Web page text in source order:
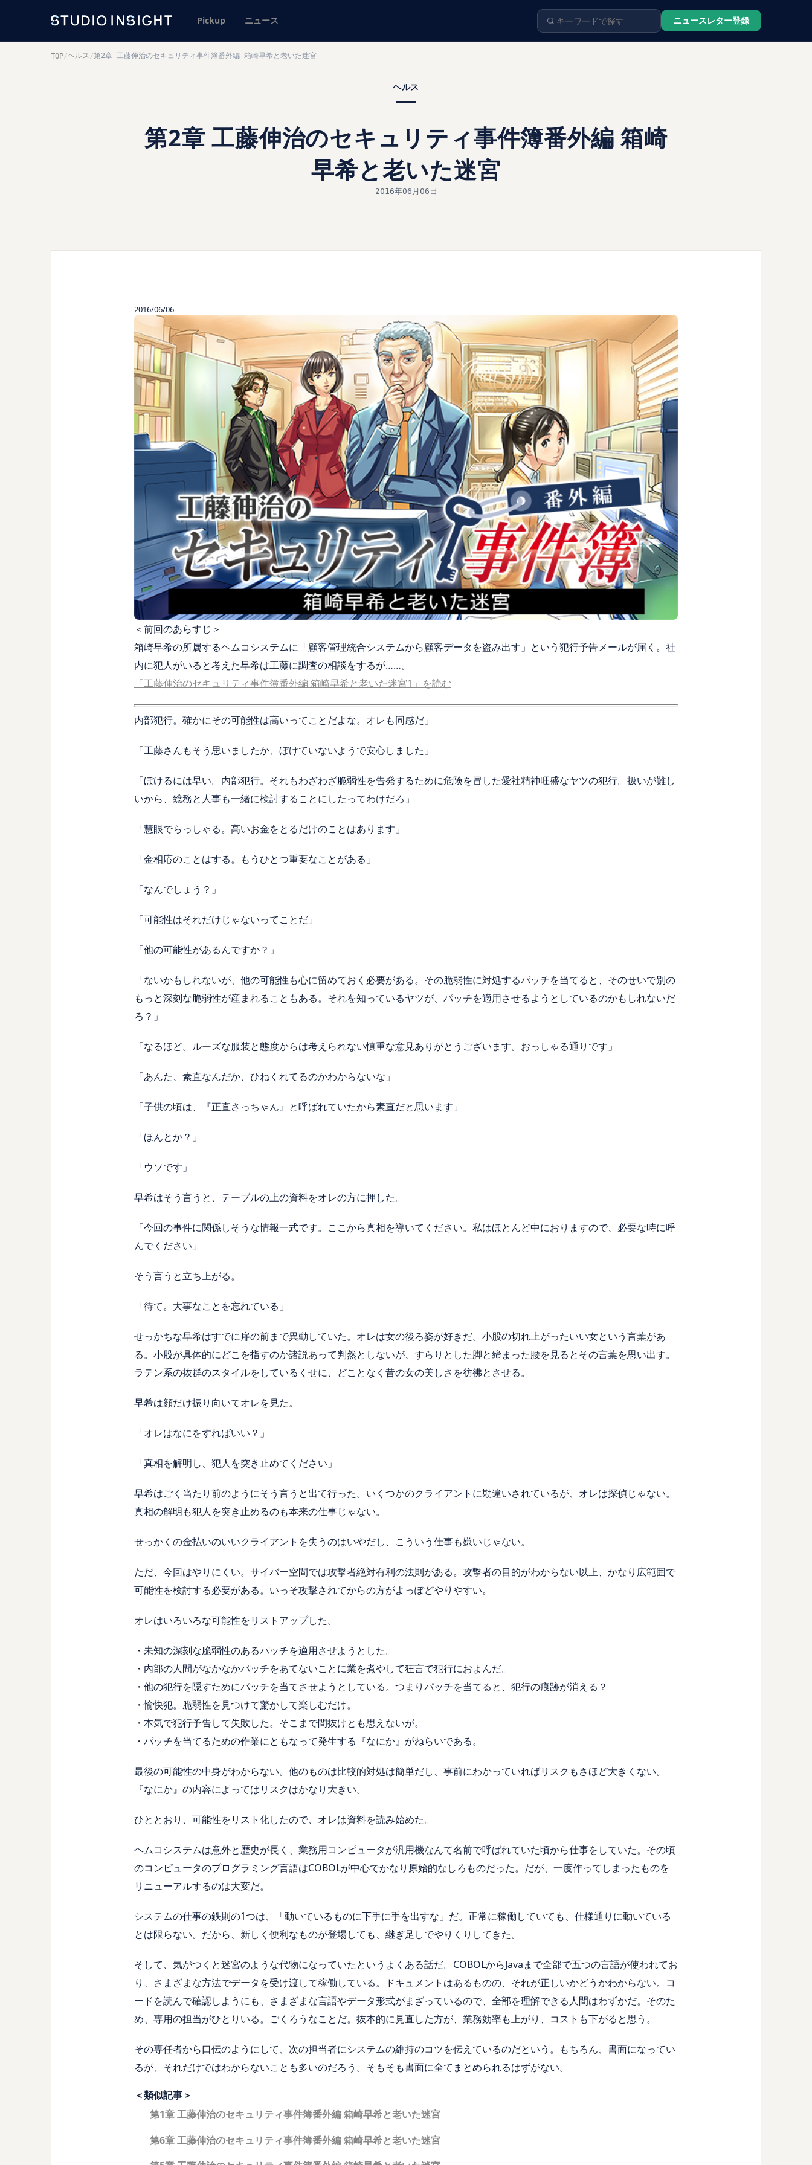
Pickup ニュース ニュースレター登録
TOP/ヘルス /第2章 工藤伸治のセキュリティ事件簿番外編 箱崎早希と老いた迷宮
ヘルス
第2章 工藤伸治のセキュリティ事件簿番外編 箱崎
早希と老いた迷宮
2016年06月06日
2016/06/06
＜前回のあらすじ＞
箱崎早希の所属するヘムコシステムに「顧客管理統合システムから顧客データを盗み出す」という犯行予告メールが届く。社
内に犯人がいると考えた早希は工藤に調査の相談をするが……。
「工藤伸治のセキュリティ事件簿番外編 箱崎早希と老いた迷宮1」を読む
内部犯行。確かにその可能性は高いってことだよな。オレも同感だ」
「工藤さんもそう思いましたか、ぼけていないようで安心しました」
「ぼけるには早い。内部犯行。それもわざわざ脆弱性を告発するために危険を冒した愛社精神旺盛なヤツの犯行。扱いが難し
いから、総務と人事も一緒に検討することにしたってわけだろ」
「慧眼でらっしゃる。高いお金をとるだけのことはあります」
「金相応のことはする。もうひとつ重要なことがある」
「なんでしょう？」
「可能性はそれだけじゃないってことだ」
「他の可能性があるんですか？」
「ないかもしれないが、他の可能性も心に留めておく必要がある。その脆弱性に対処するパッチを当てると、そのせいで別の
もっと深刻な脆弱性が産まれることもある。それを知っているヤツが、パッチを適用させるようとしているのかもしれないだ
ろ？」
「なるほど。ルーズな服装と態度からは考えられない慎重な意見ありがとうございます。おっしゃる通りです」
「あんた、素直なんだか、ひねくれてるのかわからないな」
「子供の頃は、『正直さっちゃん』と呼ばれていたから素直だと思います」
「ほんとか？」
「ウソです」
早希はそう言うと、テーブルの上の資料をオレの方に押した。
「今回の事件に関係しそうな情報一式です。ここから真相を導いてください。私はほとんど中におりますので、必要な時に呼
んでください」
そう言うと立ち上がる。
「待て。大事なことを忘れている」
せっかちな早希はすでに扉の前まで異動していた。オレは女の後ろ姿が好きだ。小股の切れ上がったいい女という言葉があ
る。小股が具体的にどこを指すのか諸説あって判然としないが、すらりとした脚と締まった腰を見るとその言葉を思い出す。
ラテン系の抜群のスタイルをしているくせに、どことなく昔の女の美しさを彷彿とさせる。
早希は顔だけ振り向いてオレを見た。
「オレはなにをすればいい？」
「真相を解明し、犯人を突き止めてください」
早希はごく当たり前のようにそう言うと出て行った。いくつかのクライアントに勘違いされているが、オレは探偵じゃない。
真相の解明も犯人を突き止めるのも本来の仕事じゃない。
せっかくの金払いのいいクライアントを失うのはいやだし、こういう仕事も嫌いじゃない。
ただ、今回はやりにくい。サイバー空間では攻撃者絶対有利の法則がある。攻撃者の目的がわからない以上、かなり広範囲で
可能性を検討する必要がある。いっそ攻撃されてからの方がよっぽどやりやすい。
オレはいろいろな可能性をリストアップした。
・未知の深刻な脆弱性のあるパッチを適用させようとした。
・内部の人間がなかなかパッチをあてないことに業を煮やして狂言で犯行におよんだ。
・他の犯行を隠すためにパッチを当てさせようとしている。つまりパッチを当てると、犯行の痕跡が消える？
・愉快犯。脆弱性を見つけて驚かして楽しむだけ。
・本気で犯行予告して失敗した。そこまで間抜けとも思えないが。
・パッチを当てるための作業にともなって発生する『なにか』がねらいである。
最後の可能性の中身がわからない。他のものは比較的対処は簡単だし、事前にわかっていればリスクもさほど大きくない。
『なにか』の内容によってはリスクはかなり大きい。
ひととおり、可能性をリスト化したので、オレは資料を読み始めた。
ヘムコシステムは意外と歴史が長く、業務用コンピュータが汎用機なんて名前で呼ばれていた頃から仕事をしていた。その頃
のコンピュータのプログラミング言語はCOBOLが中心でかなり原始的なしろものだった。だが、一度作ってしまったものを
リニューアルするのは大変だ。
システムの仕事の鉄則の1つは、「動いているものに下手に手を出すな」だ。正常に稼働していても、仕様通りに動いている
とは限らない。だから、新しく便利なものが登場しても、継ぎ足しでやりくりしてきた。
そして、気がつくと迷宮のような代物になっていたというよくある話だ。COBOLからJavaまで全部で五つの言語が使われてお
り、さまざまな方法でデータを受け渡して稼働している。ドキュメントはあるものの、それが正しいかどうかわからない。コ
ードを読んで確認しようにも、さまざまな言語やデータ形式がまざっているので、全部を理解できる人間はわずかだ。そのた
め、専用の担当がひとりいる。ごくろうなことだ。抜本的に見直した方が、業務効率も上がり、コストも下がると思う。
その専任者から口伝のようにして、次の担当者にシステムの維持のコツを伝えているのだという。もちろん、書面になってい
るが、それだけではわからないことも多いのだろう。そもそも書面に全てまとめられるはずがない。
＜類似記事＞
第1章 工藤伸治のセキュリティ事件簿番外編 箱崎早希と老いた迷宮
第6章 工藤伸治のセキュリティ事件簿番外編 箱崎早希と老いた迷宮